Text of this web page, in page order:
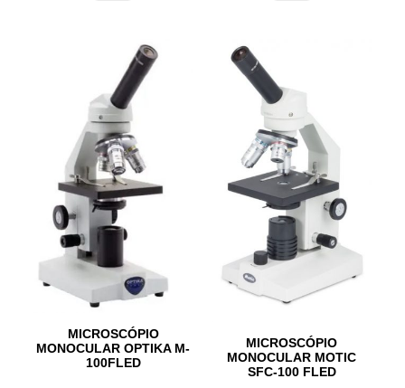
MICROSCÓPIO
MONOCULAR OPTIKA M-
100FLED
MICROSCÓPIO
MONOCULAR MOTIC
SFC-100 FLED